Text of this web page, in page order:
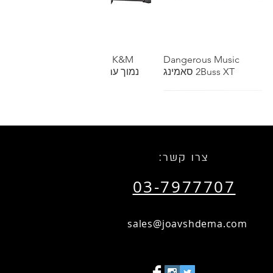
תצוגה מהירה
Dangerous Music
2Buss XT סאמינג
תצוגה מהירה
נמוך עם בום טלסקופי
:צרו קשר
03-7977707
sales@joavshdema.com